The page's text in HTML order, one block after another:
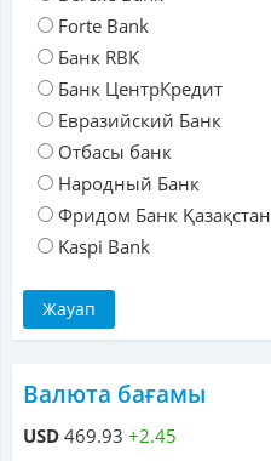
Forte Bank
Банк RBK
Банк ЦентрКредит
Евразийский Банк
Отбасы банк
Народный Банк
Фридом Банк Қазақстан
Kaspi Bank
Валюта бағамы
USD 469.93 +2.45